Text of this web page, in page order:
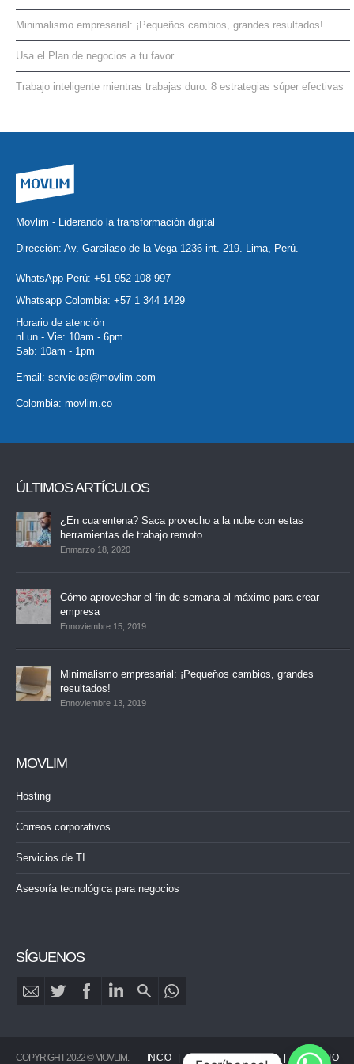
TRANSFORMACIÓN DIGITAL
BLOG
Minimalismo empresarial: ¡Pequeños cambios, grandes resultados!
Usa el Plan de negocios a tu favor
Trabajo inteligente mientras trabajas duro: 8 estrategias súper efectivas
Movlim - Liderando la transformación digital
Dirección: Av. Garcilaso de la Vega 1236 int. 219. Lima, Perú.
WhatsApp Perú: +51 952 108 997
Whatsapp Colombia: +57 1 344 1429
Horario de atención
nLun - Vie: 10am - 6pm
Sab: 10am - 1pm
Email: servicios@movlim.com
Colombia: movlim.co
ÚLTIMOS ARTÍCULOS
¿En cuarentena? Saca provecho a la nube con estas
herramientas de trabajo remoto
Enmarzo 18, 2020
Cómo aprovechar el fin de semana al máximo para crear
empresa
Ennoviembre 15, 2019
Minimalismo empresarial: ¡Pequeños cambios, grandes
resultados!
Ennoviembre 13, 2019
MOVLIM
Hosting
Correos corporativos
Servicios de TI
Asesoría tecnológica para negocios
SÍGUENOS
INICIO PORTAFOLIO BLOG CONTACTO
COPYRIGHT 2022 © MOVLIM.